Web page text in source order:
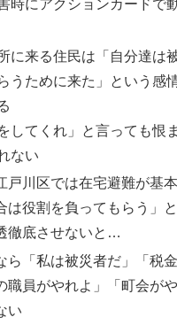
時にアクションカードで
に来る住民は「自分達は
うために来た」という感
してくれ」と言っても恨
ない
戸川区では在宅避難が基
は役割を負ってもらう」
徹底させないと…
ら「私は被災者だ」「税
職員がやれよ」「町会が
い